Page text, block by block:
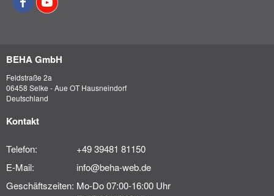
BEHA GmbH
Feldstraße 2a
06458 Selke - Aue OT Hausneindorf
Deutschland
Kontakt
Telefon:
+49 39481 81150
E-Mail:
info@beha-web.de
Geschäftszeiten: Mo-Do 07:00-16:00 Uhr